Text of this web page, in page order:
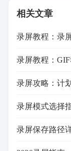
相关文章
录屏教程：录
录屏教程：
录屏攻略：计
录屏模式选择
录屏保存路径